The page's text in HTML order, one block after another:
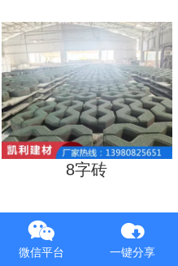
8字砖
微信平台 一键分享